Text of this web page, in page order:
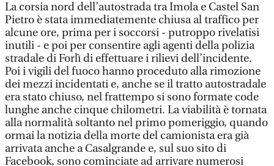
La corsia nord dell’autostrada tra Imola e Castel San
Pietro è stata immediatemente chiusa al traffico per
alcune ore, prima per i soccorsi - putroppo rivelatisi
inutili - e poi per consentire agli agenti della polizia
stradale di Forlì di effettuare i rilievi dell’incidente.
Poi i vigili del fuoco hanno proceduto alla rimozione
dei mezzi incidentati e, anche se il tratto autostradale
era stato chiuso, nel frattempo si sono formate code
lunghe anche cinque chilometri. La viabilità è tornata
alla normalità soltanto nel primo pomeriggio, quando
ormai la notizia della morte del camionista era già
arrivata anche a Casalgrande e, sul suo sito di
Facebook, sono cominciate ad arrivare numerosi